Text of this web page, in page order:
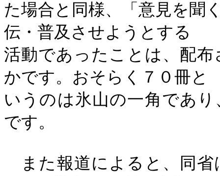
た場合と同様、「意見を聞
伝・普及させようとする
活動であったことは、配
かです。おそらく７０冊と
いうのは氷山の一角であ
です。
また報道によると、同省